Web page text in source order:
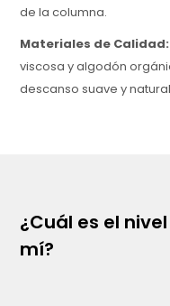
de la columna.
Materiales de
viscosa y algodón
descanso suave y
descanso duradero.
¿Cuál es el
mí?